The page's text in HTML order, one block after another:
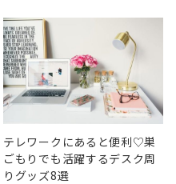
テレワークにあると便利♡巣
ごもりでも活躍するデスク周
りグッズ8選